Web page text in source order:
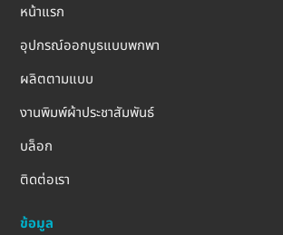
หน้าแรก
อุปกรณ์ออกบูธแบบพกพา
ผลิตตามแบบ
งานพิมพ์ผ้าประชาสัมพันธ์
บล็อก
ติดต่อเรา
ข้อมูล